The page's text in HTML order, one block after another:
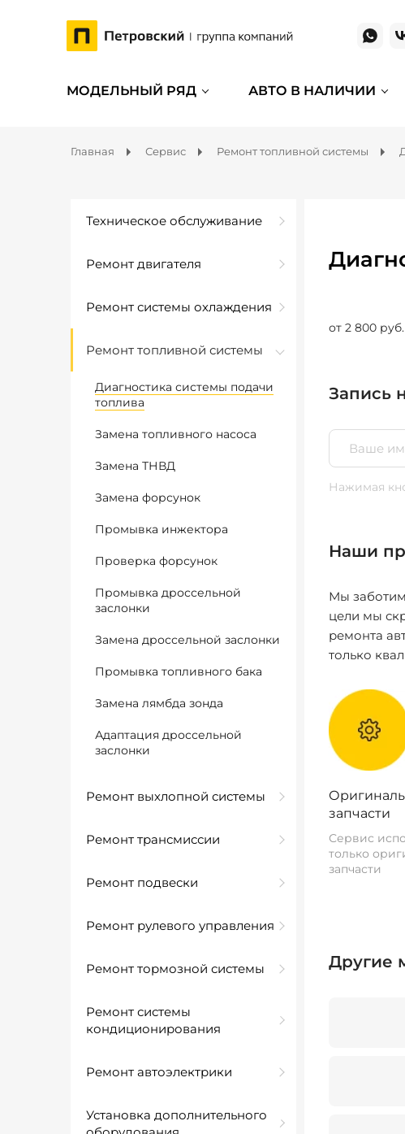
МОДЕЛЬНЫЙ РЯД АВТО В НАЛИЧИИ
Главная Сервис Ремонт топливной системы
Техническое обслуживание
Ремонт двигателя
Ремонт системы охлаждения
Ремонт топливной системы
Диагностика системы подачи
топлива
Замена топливного насоса
Замена ТНВД
Замена форсунок
Промывка инжектора
Проверка форсунок
Промывка дроссельной
заслонки
Замена дроссельной заслонки
Промывка топливного бака
Замена лямбда зонда
Адаптация дроссельной
заслонки
Ремонт выхлопной системы
Ремонт трансмиссии
Ремонт подвески
Ремонт рулевого управления
Ремонт тормозной системы
Ремонт системы
кондиционирования
Ремонт автоэлектрики
Установка дополнительного
от 2 800 руб.
Запись
Нажимая
Наши
Мы
цели мы
ремонта
только
запчасти
Сервис
только
запчасти
Другие